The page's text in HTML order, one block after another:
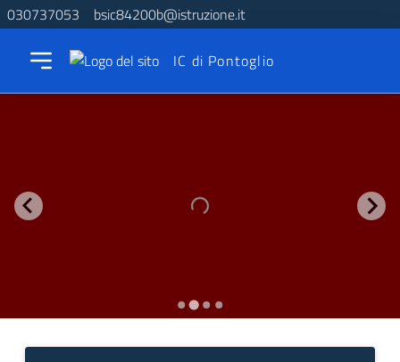
030737053 bsic84200b@istruzione.it
IC di Pontoglio